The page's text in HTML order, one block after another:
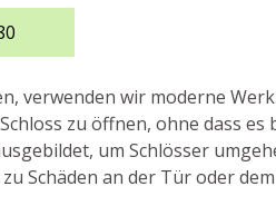
verwenden wir moderne
zu öffnen, ohne dass es
um Schlösser
Schäden an der Tür oder